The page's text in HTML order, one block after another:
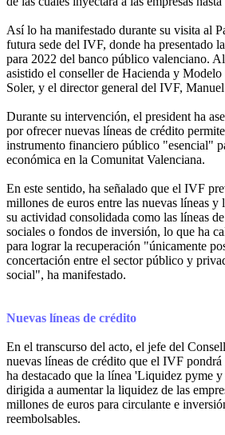
Así lo ha manifestado durante su visita al
futura sede del IVF, donde ha presentado
para 2022 del banco público valenciano.
asistido el conseller de Hacienda y
Soler, y el director general del IVF,
Durante su intervención, el president ha
por ofrecer nuevas líneas de crédito
instrumento financiero público "esencial"
económica en la Comunitat Valenciana.
En este sentido, ha señalado que el IVF
millones de euros entre las nuevas líneas y
su actividad consolidada como las líneas
sociales o fondos de inversión, lo que ha
para lograr la recuperación "únicamente
concertación entre el sector público y
social", ha manifestado.
Nuevas líneas de crédito
En el transcurso del acto, el jefe del
nuevas líneas de crédito que el IVF
ha destacado que la línea 'Liquidez pyme y
dirigida a aumentar la liquidez de las
millones de euros para circulante e
reembolsables.